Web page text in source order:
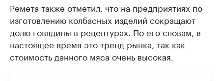
Ремета также отметил, что на предприятиях по
изготовлению колбасных изделий сокращают
долю говядины в рецептурах. По его словам, в
настоящее время это тренд рынка, так как
стоимость данного мяса очень высокая.